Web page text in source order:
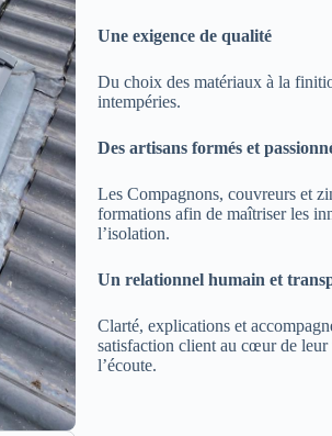
Une exigence de qualité
Du choix des matériaux à la
intempéries.
Des artisans formés et
Les Compagnons, couvreurs et
formations afin de maîtriser les
l’isolation.
Un relationnel humain et
Clarté, explications et
satisfaction client au cœur de leur
l’écoute.